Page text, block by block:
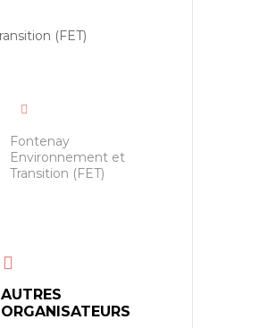
Fontenay
Environnement et
Transition (FET)
AUTRES
ORGANISATEURS